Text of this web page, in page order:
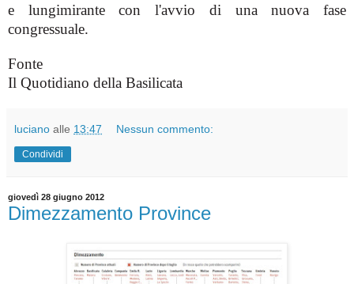
e lungimirante con l'avvio di una nuova fase
congressuale.
Fonte
Il Quotidiano della Basilicata
luciano alle 13:47 Nessun commento:
Condividi
giovedì 28 giugno 2012
Dimezzamento Province